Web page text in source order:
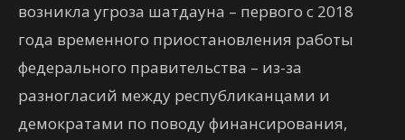
возникла угроза шатдауна – первого с 2018
года временного приостановления работы
федерального правительства – из-за
разногласий между республиканцами и
демократами по поводу финансирования,